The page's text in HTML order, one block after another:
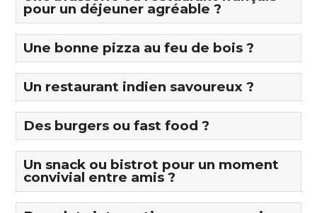
pour un déjeuner agréable ?
Une bonne pizza au feu de bois ?
Un restaurant indien savoureux ?
Des burgers ou fast food ?
Un snack ou bistrot pour un moment
convivial entre amis ?